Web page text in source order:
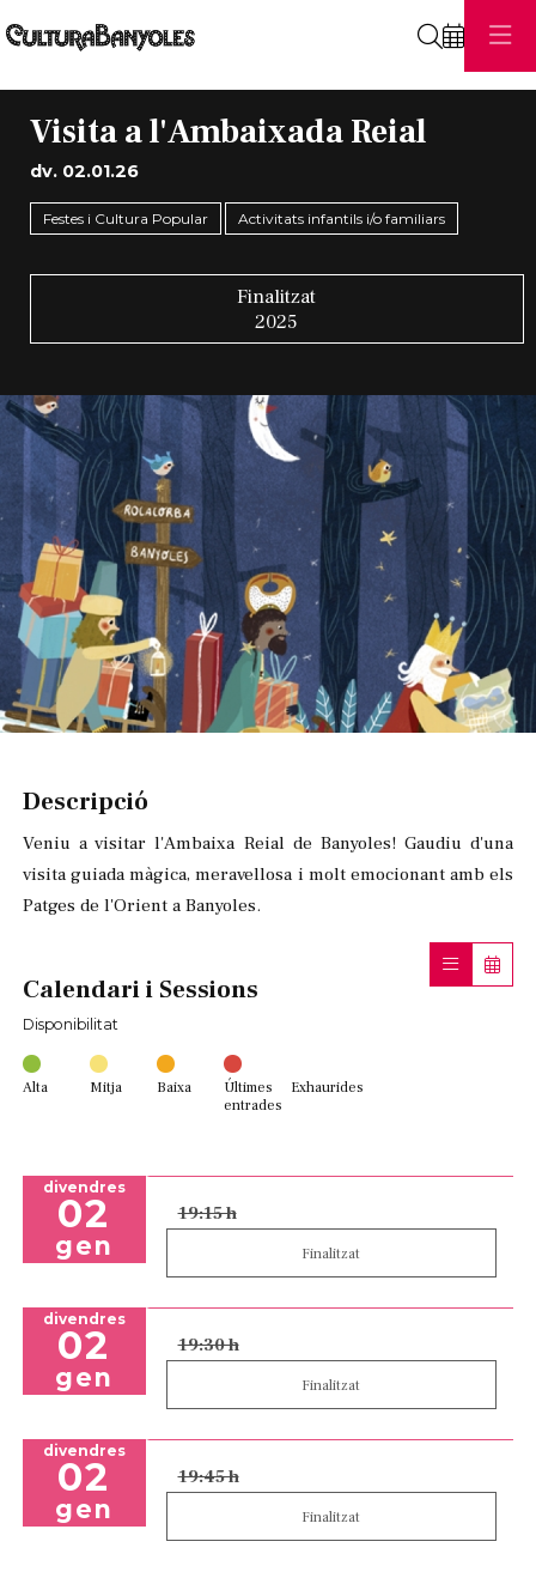
Visita a l'Ambaixada Reial
dv. 02.01.26
Festes i Cultura Popular Activitats infantils i/o familiars
Finalitzat
2025
Descripció
Veniu a visitar l'Ambaixa Reial de Banyoles! Gaudiu d'una
visita guiada màgica, meravellosa i molt emocionant amb els
Patges de l'Orient a Banyoles.
Calendari i Sessions
Disponibilitat
Alta Mitja Baixa
Últimes
entrades
Exhaurides
divendres
02
gen
19:15 h
Finalitzat
divendres
02
gen
19:30 h
Finalitzat
divendres
02
gen
19:45 h
Finalitzat